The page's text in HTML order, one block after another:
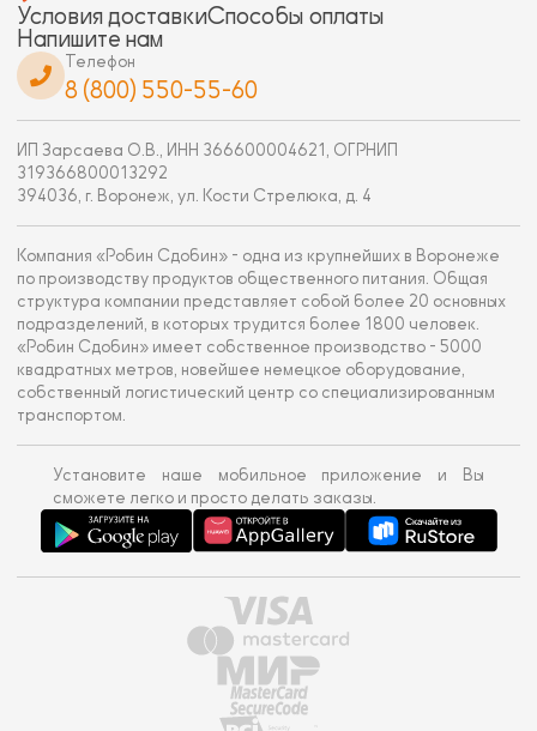
Условия доставкиСпособы оплаты
Напишите нам
Телефон
8 (800) 550-55-60
ИП Зарсаева О.В., ИНН 366600004621, ОГРНИП
319366800013292
394036, г. Воронеж, ул. Кости Стрелюка, д. 4
Компания «Робин Сдобин» - одна из крупнейших в Воронеже
по производству продуктов общественного питания. Общая
структура компании представляет собой более 20 основных
подразделений, в которых трудится более 1800 человек.
«Робин Сдобин» имеет собственное производство - 5000
квадратных метров, новейшее немецкое оборудование,
собственный логистический центр со специализированным
транспортом.
Установите наше мобильное приложение и Вы
сможете легко и просто делать заказы.